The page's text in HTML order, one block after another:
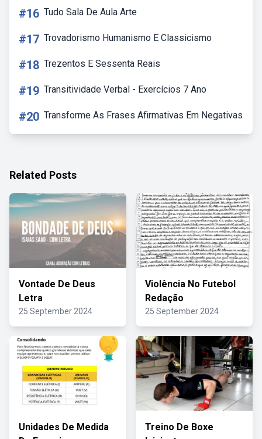
#16 Tudo Sala De Aula Arte
#17 Trovadorismo Humanismo E Classicismo
#18 Trezentos E Sessenta Reais
#19 Transitividade Verbal - Exercícios 7 Ano
#20 Transforme As Frases Afirmativas Em Negativas
Related Posts
Vontade De Deus
Letra
25 September 2024
Violência No Futebol
Redação
25 September 2024
Unidades De Medida
Treino De Boxe